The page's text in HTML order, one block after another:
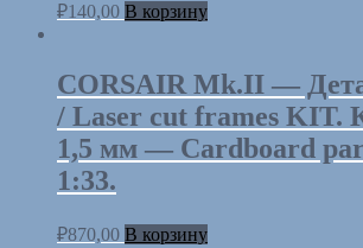
₽140,00 В корзину
CORSAIR Mk.II —
/ Laser cut frames KIT.
1,5 мм — Cardboard
1:33.
₽870,00 В корзину